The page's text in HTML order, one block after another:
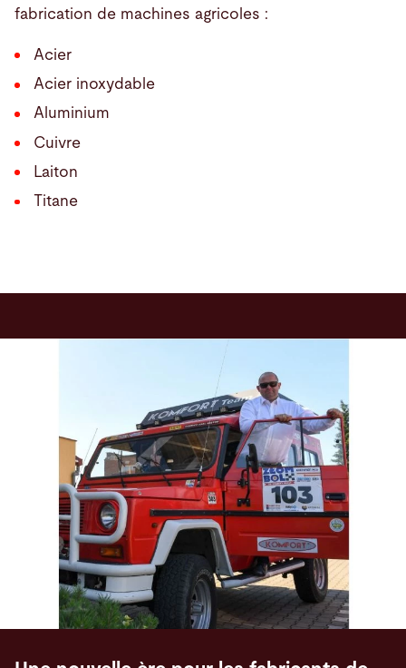
fabrication de machines agricoles :
Acier
Acier inoxydable
Aluminium
Cuivre
Laiton
Titane